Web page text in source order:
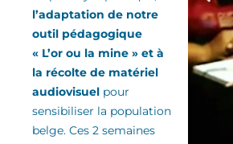
l’adaptation de notre
outil pédagogique
« L’or ou la mine » et à
la récolte de matériel
audiovisuel pour
sensibiliser la population
belge. Ces 2 semaines